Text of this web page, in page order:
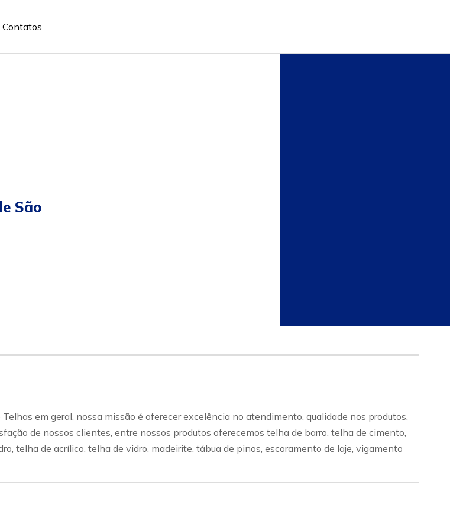
Contatos
São
em geral, nossa missão é oferecer excelência no atendimento, qualidade nos produtos,
de nossos clientes, entre nossos produtos oferecemos telha de barro, telha de cimento,
telha de acrílico, telha de vidro, madeirite, tábua de pinos, escoramento de laje, vigamento